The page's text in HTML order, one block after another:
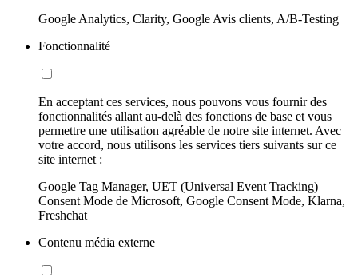
Google Analytics, Clarity, Google Avis clients, A/B-Testing
Fonctionnalité
En acceptant ces services, nous pouvons vous fournir des
fonctionnalités allant au-delà des fonctions de base et vous
permettre une utilisation agréable de notre site internet. Avec
votre accord, nous utilisons les services tiers suivants sur ce
site internet :
Google Tag Manager, UET (Universal Event Tracking)
Consent Mode de Microsoft, Google Consent Mode, Klarna,
Freshchat
Contenu média externe